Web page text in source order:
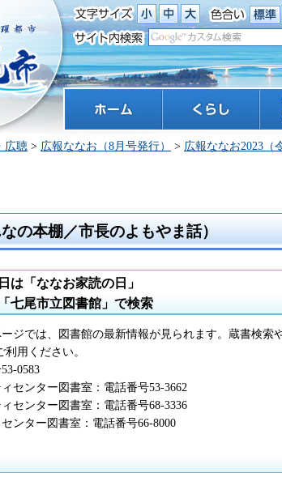
市
七
広聴 > 広報ななお（8月号発行） > 広報ななお2023（
の本棚／市長のよもやま話）
日は「ななお家読の日」
七尾市立図書館」で検索
ジでは、図書館の最新情報が見られます。蔵書検索
用ください。
0583
センター図書室：電話番号53-3662
センター図書室：電話番号68-3336
ンター図書室：電話番号66-8000